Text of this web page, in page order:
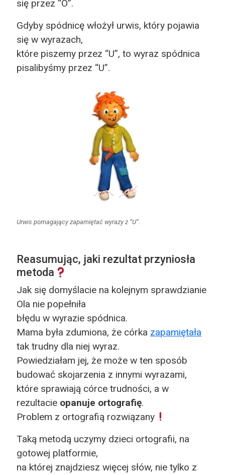
się przez “Ó”.
Gdyby spódnicę włożył urwis, który pojawia
się w wyrazach,
które piszemy przez “U”, to wyraz spódnica
pisalibyśmy przez “U”.
Urwis pomagający zapamiętać wyrazy z “U”.
Reasumując, jaki rezultat przyniosła
metoda
Jak się domyślacie na kolejnym sprawdzianie
Ola nie popełniła
błędu w wyrazie spódnica.
Mama była zdumiona, że córka zapamiętała
tak trudny dla niej wyraz.
Powiedziałam jej, że może w ten sposób
budować skojarzenia z innymi wyrazami,
które sprawiają córce trudności, a w
rezultacie opanuje ortografię.
Problem z ortografią rozwiązany
Taką metodą uczymy dzieci ortografii, na
gotowej platformie,
na której znajdziesz więcej słów, nie tylko z